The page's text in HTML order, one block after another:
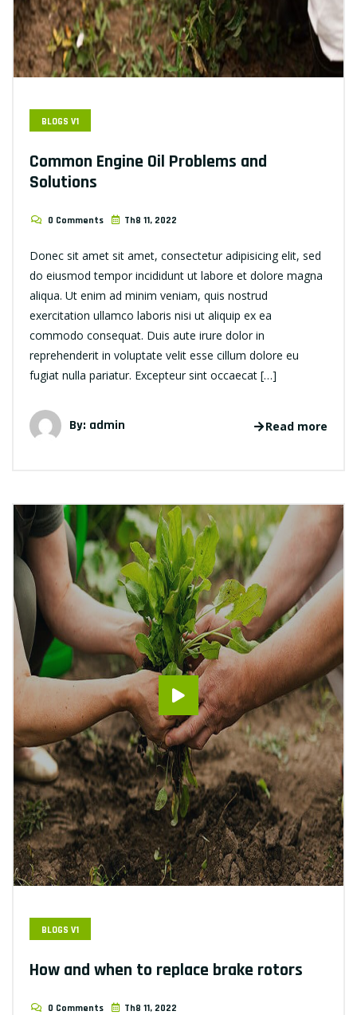
BLOGS V1
Common Engine Oil Problems and
Solutions
0 Comments Th8 11, 2022
Donec sit amet sit amet, consectetur adipisicing elit, sed
do eiusmod tempor incididunt ut labore et dolore magna
aliqua. Ut enim ad minim veniam, quis nostrud
exercitation ullamco laboris nisi ut aliquip ex ea
commodo consequat. Duis aute irure dolor in
reprehenderit in voluptate velit esse cillum dolore eu
fugiat nulla pariatur. Excepteur sint occaecat […]
By: admin Read more
BLOGS V1
How and when to replace brake rotors
0 Comments Th8 11, 2022